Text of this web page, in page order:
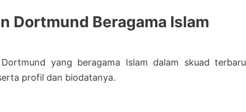
Dortmund Beragama Islam
yang beragama Islam dalam skuad terbaru
profil dan biodatanya.